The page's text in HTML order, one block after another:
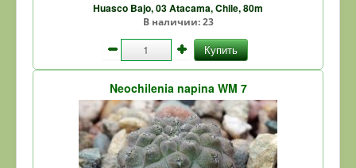
Huasco Bajo, 03 Atacama, Chile, 80m
В наличии:23
Купить
Neochilenia napina WM 7